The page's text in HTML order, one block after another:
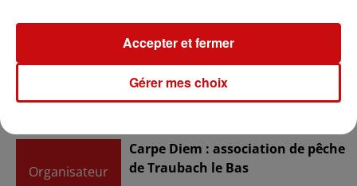
Payant
20€ adulte / 12€ pour les -12 ans
Organisateur
Carpe Diem : association de pêche
de Traubach le Bas
Gérer mes choix
Accepter et fermer